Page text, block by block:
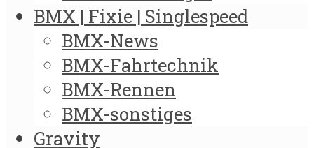
BMX | Fixie | Singlespeed
BMX-News
BMX-Fahrtechnik
BMX-Rennen
BMX-sonstiges
Gravity